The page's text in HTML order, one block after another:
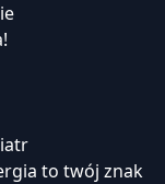
to twój znak